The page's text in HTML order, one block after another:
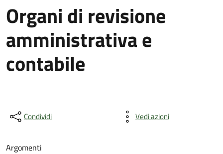
Organi di revisione
amministrativa e
contabile
Condividi Vedi azioni
Argomenti